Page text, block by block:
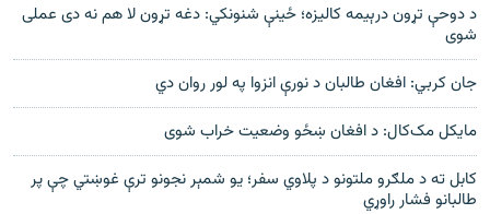
د دوحې تړون درېیمه کالیزه؛ ځینې شنونکي: دغه تړون لا هم نه دی عملی
شوی
جان کربي: افغان طالبان د نورې انزوا په لور روان دي
مایکل مک‌کال: د افغان ښځو وضعیت خراب شوی
کابل ته د ملګرو ملتونو د پلاوي سفر؛ يو شمېر نجونو ترې غوښتي چې پر
طالبانو فشار راوړي